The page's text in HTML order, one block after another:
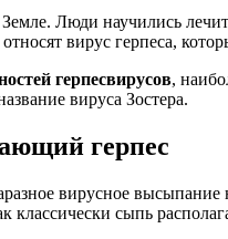
Люди научились
вирус герпеса,
герпесвирусов,
вируса Зостера.
герпес
вирусное
сыпь